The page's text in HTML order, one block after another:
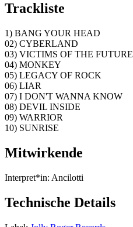
Trackliste
1) BANG YOUR HEAD
02) CYBERLAND
03) VICTIMS OF THE FUTURE
04) MONKEY
05) LEGACY OF ROCK
06) LIAR
07) I DON'T WANNA KNOW
08) DEVIL INSIDE
09) WARRIOR
10) SUNRISE
Mitwirkende
Interpret*in: Ancilotti
Technische Details